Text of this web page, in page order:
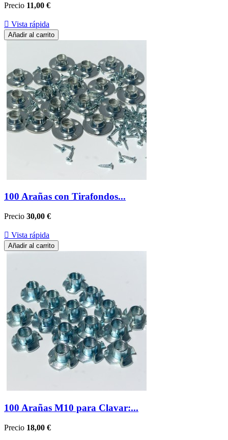
Precio 11,00 €
 Vista rápida
Añadir al carrito
100 Arañas con Tirafondos...
Precio 30,00 €
 Vista rápida
Añadir al carrito
100 Arañas M10 para Clavar:...
Precio 18,00 €